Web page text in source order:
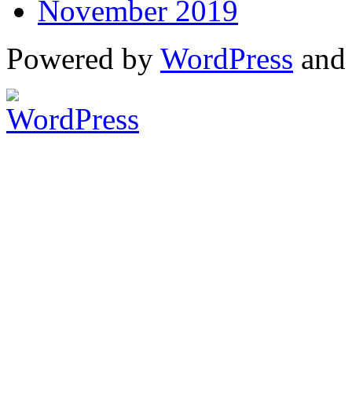
November 2019
Powered by WordPress